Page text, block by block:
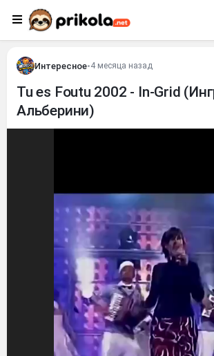
Перейти к контенту
Интересное•4 месяца назад
Tu es Foutu 2002 - In-Grid
Альберини)